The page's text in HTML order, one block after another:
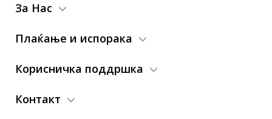
За Нас
Плаќање и испорака
Корисничка поддршка
Контакт